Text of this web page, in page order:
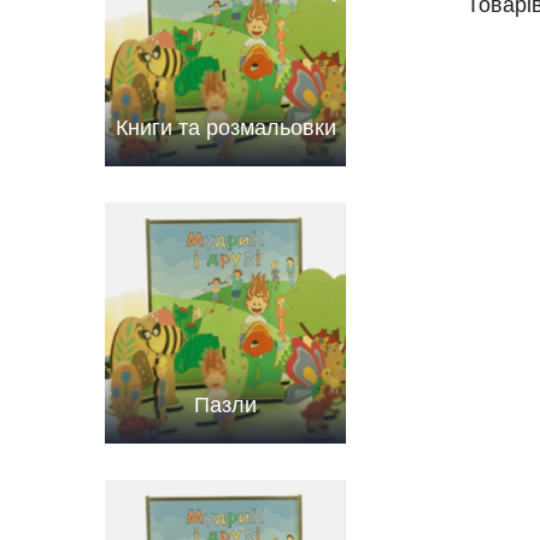
Книги та розмальовки
Пазли